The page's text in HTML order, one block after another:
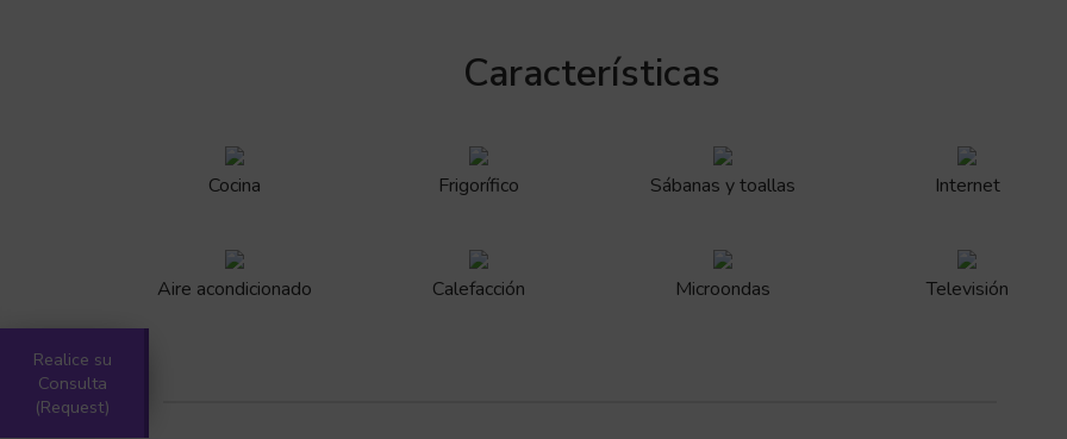
Realice su
Consulta
(Request)
Características
Cocina Frigorífico Sábanas y toallas Internet
Aire acondicionado Calefacción Microondas Televisión